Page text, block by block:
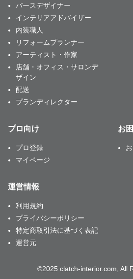
パースデザイナー
インテリアアドバイザー
内装職人
リフォームプランナー
アーティスト・作家
店舗・オフィス・サロンデ
ザイン
配送
プランディレクター
プロ向け
プロ登録
マイページ
お
運営情報
利用規約
プライバシーポリシー
特定商取引法に基づく表記
運営元
©2025 clatch-interior.com, All